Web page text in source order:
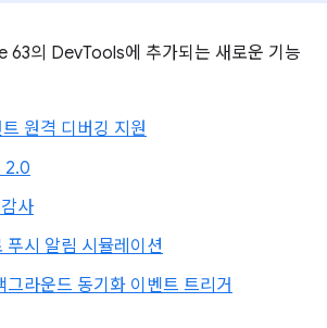
63의 DevTools에 추가되는 새로운 기능
원격 디버깅 지원
2.0
사
푸시 알림 시뮬레이션
그라운드 동기화 이벤트 트리거